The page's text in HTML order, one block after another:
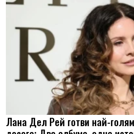
Лана Дел Рей готви най-